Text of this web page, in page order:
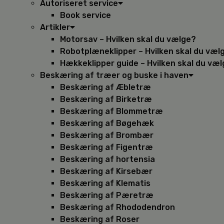
Autoriseret service
Book service
Artikler
Motorsav – Hvilken skal du vælge?
Robotplæneklipper – Hvilken skal du
Hækkeklipper guide – Hvilken skal du
Beskæring af træer og buske i haven
Beskæring af Æbletræ
Beskæring af Birketræ
Beskæring af Blommetræ
Beskæring af Bøgehæk
Beskæring af Brombær
Beskæring af Figentræ
Beskæring af hortensia
Beskæring af Kirsebær
Beskæring af Klematis
Beskæring af Pæretræ
Beskæring af Rhododendron
Beskæring af Roser